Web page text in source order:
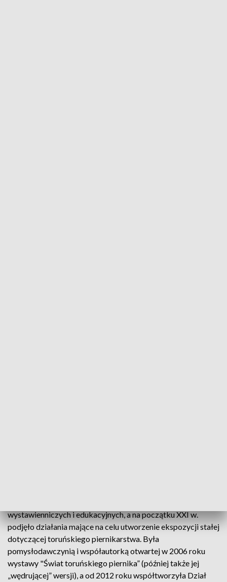
wystawienniczych i edukacyjnych, a na początku XXI w.
podjęło działania mające na celu utworzenie ekspozycji stałej
dotyczącej toruńskiego piernikarstwa. Była
pomysłodawczynią i współautorką otwartej w 2006 roku
wystawy "Świat toruńskiego piernika” (później także jej
„wędrującej” wersji), a od 2012 roku współtworzyła Dział